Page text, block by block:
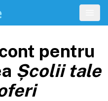
pentru
Școlii tale